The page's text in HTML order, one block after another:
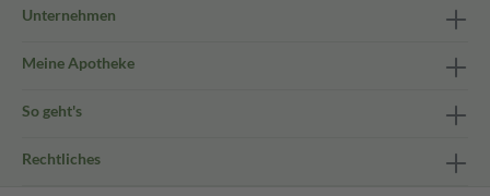
Unternehmen
Meine Apotheke
So geht's
Rechtliches